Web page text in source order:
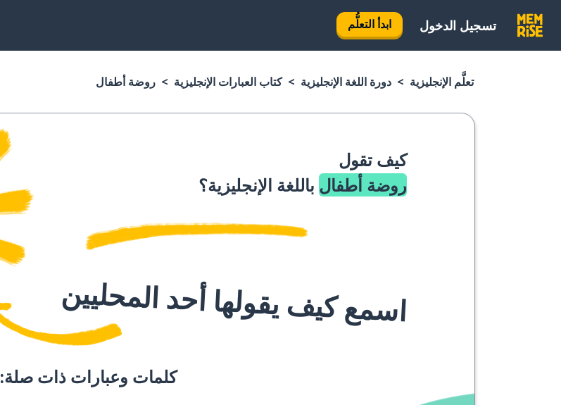
تسجيل الدخول ابدأ التعلُّم
تعلَّم الإنجليزية دورة اللغة الإنجليزية كتاب العبارات الإنجليزية روضة أطفال
كيف تقول
روضة أطفال باللغة الإنجليزية؟
اسمع كيف يقولها أحد المحليين
كلمات وعبارات ذات صلة: